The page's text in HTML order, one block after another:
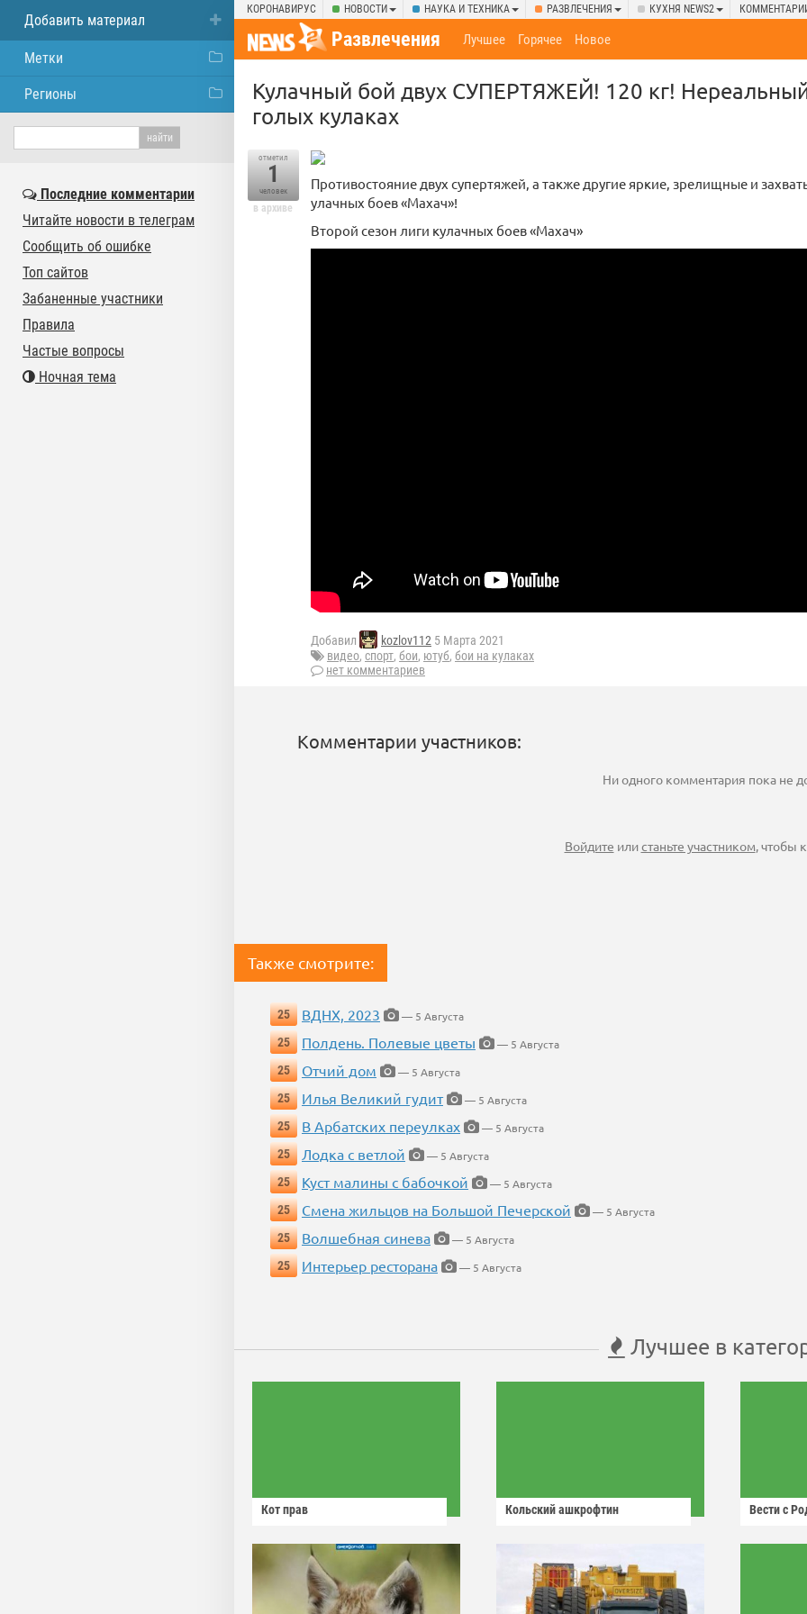
КОРОНАВИРУС НОВОСТИ НАУКА И ТЕХНИКА РАЗВЛЕЧЕНИЯ КУХНЯ NEWS2
Развлечения Лучшее Горячее Новое
Кулачный бой двух СУПЕРТЯЖЕЙ! 120 кг!
голых кулаках
отметил
1
человек
в архиве
Противостояние двух супертяжей, а также другие яркие, зрелищные и
улачных боев «Махач»!
Второй сезон лиги кулачных боев «Махач»
Добавил kozlov112 5 Марта 2021
видео, спорт, бои, ютуб, бои на кулаках
нет комментариев
Комментарии участников:
Ни одного комментария пока не
Войдите илистаньте участником, чтобы
Также смотрите:
25 ВДНХ, 2023
— 5 Августа
25
Полдень. Полевые цветы
— 5 Августа
25
Отчий дом
— 5 Августа
25
Илья Великий гудит
— 5 Августа
25
В Арбатских переулках
— 5 Августа
25
Лодка с ветлой
— 5 Августа
25
Куст малины с бабочкой
— 5 Августа
25
Смена жильцов на Большой Печерской
— 5 Августа
25
Волшебная синева
— 5 Августа
25
Интерьер ресторана — 5 Августа
Лучшее в
Кот прав Кольский ашкрофтин Вести с
Добавить материал
Метки
Регионы
Последние комментарии
Читайте новости в телеграм
Сообщить об ошибке
Топ сайтов
Забаненные участники
Правила
Частые вопросы
Ночная тема